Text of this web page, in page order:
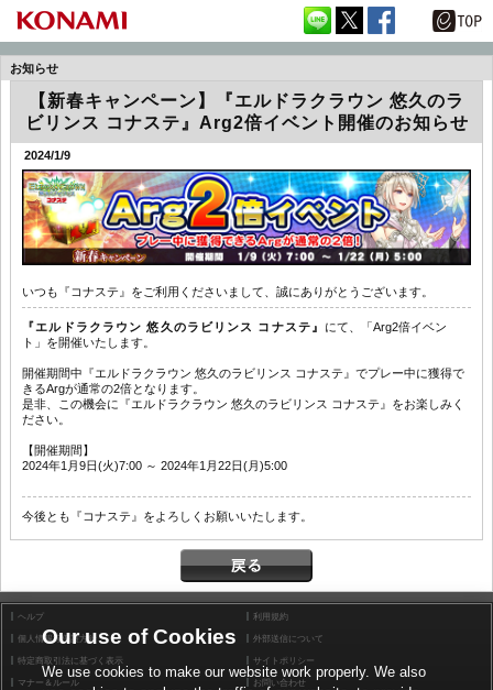
お知らせ
【新春キャンペーン】『エルドラクラウン 悠久のラ
ビリンス コナステ』Arg2倍イベント開催のお知らせ
2024/1/9
いつも『コナステ』をご利用くださいまして、誠にありがとうございます。
『エルドラクラウン 悠久のラビリンス コナステ』 にて、「Arg2倍イベン
ト」を開催いたします。
開催期間中『エルドラクラウン 悠久のラビリンス コナステ』でプレー中に獲得で
きるArgが通常の2倍となります。
是非、この機会に『エルドラクラウン 悠久のラビリンス コナステ』をお楽しみく
ださい。
【開催期間】
2024年1月9日(火)7:00 ～ 2024年1月22日(月)5:00
今後とも『コナステ』をよろしくお願いいたします。
ヘルプ
利用規約
個人情報等保護方針
外部送信について
特定商取引法に基づく表示
サイトポリシー
マナー＆ルール
お問い合わせ
Our use of Cookies
We use cookies to make our website work properly. We also